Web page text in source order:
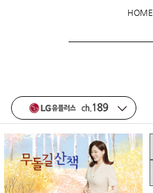
HOME